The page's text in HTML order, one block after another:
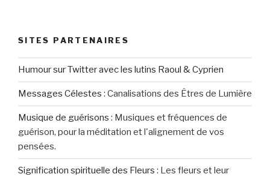
SITES PARTENAIRES
Humour sur Twitter avec les lutins Raoul & Cyprien
Messages Célestes : Canalisations des Êtres de Lumière
Musique de guérisons : Musiques et fréquences de
guérison, pour la méditation et l'alignement de vos
pensées.
Signification spirituelle des Fleurs : Les fleurs et leur